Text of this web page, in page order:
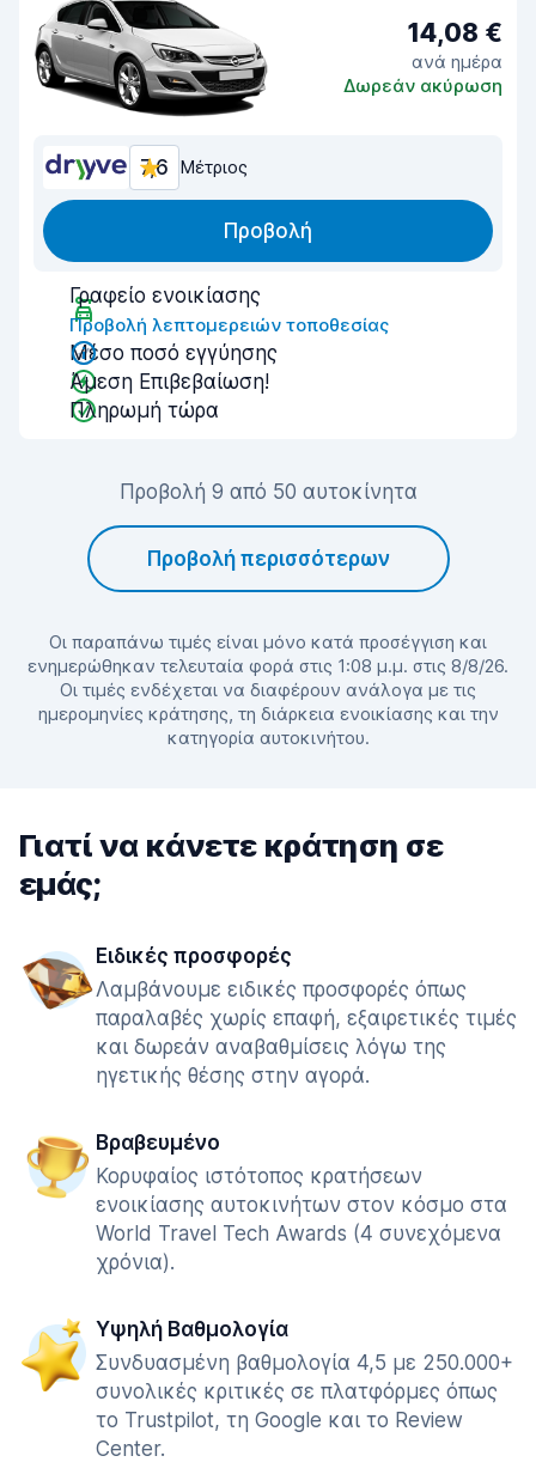
14,08 €
ανά ημέρα
Δωρεάν ακύρωση
7,6 Μέτριος
Προβολή
Γραφείο ενοικίασης
Προβολή λεπτομερειών τοποθεσίας
Μέσο ποσό εγγύησης
Άμεση Επιβεβαίωση!
Πληρωμή τώρα
Προβολή 9 από 50 αυτοκίνητα
Προβολή περισσότερων
Οι παραπάνω τιμές είναι μόνο κατά προσέγγιση και
ενημερώθηκαν τελευταία φορά στις 1:08 μ.μ. στις 8/8/26.
Οι τιμές ενδέχεται να διαφέρουν ανάλογα με τις
ημερομηνίες κράτησης, τη διάρκεια ενοικίασης και την
κατηγορία αυτοκινήτου.
Γιατί να κάνετε κράτηση σε
εμάς;
Ειδικές προσφορές
Λαμβάνουμε ειδικές προσφορές όπως
παραλαβές χωρίς επαφή, εξαιρετικές τιμές
και δωρεάν αναβαθμίσεις λόγω της
ηγετικής θέσης στην αγορά.
Βραβευμένο
Κορυφαίος ιστότοπος κρατήσεων
ενοικίασης αυτοκινήτων στον κόσμο στα
World Travel Tech Awards (4 συνεχόμενα
χρόνια).
Υψηλή Βαθμολογία
Συνδυασμένη βαθμολογία 4,5 με 250.000+
συνολικές κριτικές σε πλατφόρμες όπως
το Trustpilot, τη Google και το Review
Center.